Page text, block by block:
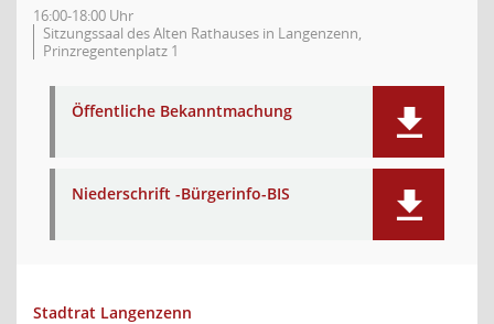
16:00-18:00 Uhr
Sitzungssaal des Alten Rathauses in Langenzenn,
Prinzregentenplatz 1
Öffentliche Bekanntmachung
Niederschrift -Bürgerinfo-BIS
Stadtrat Langenzenn